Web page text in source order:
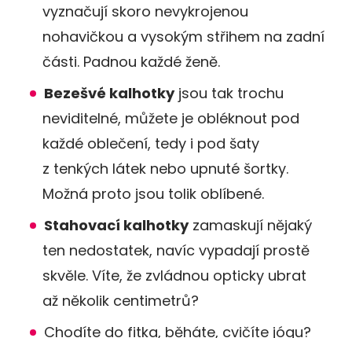
vyznačují skoro nevykrojenou
nohavičkou a vysokým střihem na zadní
části. Padnou každé ženě.
Bezešvé kalhotkyjsou tak trochu
neviditelné, můžete je obléknout pod
každé oblečení, tedy i pod šaty
z tenkých látek nebo upnuté šortky.
Možná proto jsou tolik oblíbené.
Stahovací kalhotkyzamaskují nějaký
ten nedostatek, navíc vypadají prostě
skvěle. Víte, že zvládnou opticky ubrat
až několik centimetrů?
Chodíte do fitka, běháte, cvičíte jógu?